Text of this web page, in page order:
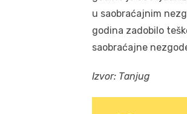
u saobraćajnim
godina zadobilo
saobraćajne
Izvor: Tanjug